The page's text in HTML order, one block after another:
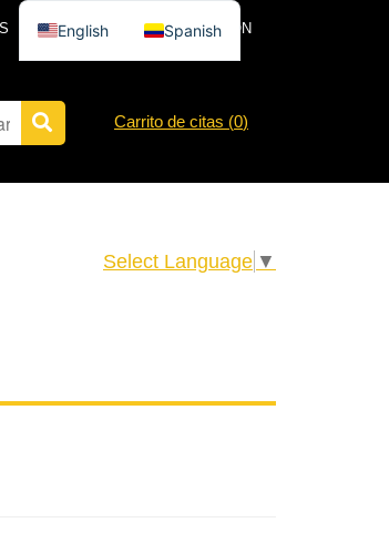
PÓNGASE EN CONTACTO CON
Carrito de citas (0)
Select Language ▼
English Spanish